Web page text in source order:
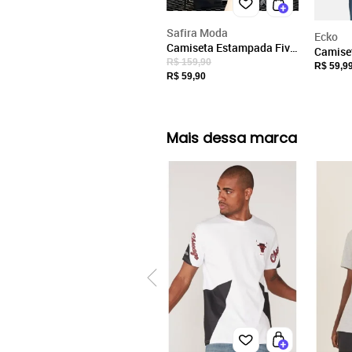
Safira Moda
Camiseta Estampada Five
Roses Safira Moda
Algodão Preta
R$ 159,90
R$ 59,90
Ecko
Preta
R$
Mais dessa marca